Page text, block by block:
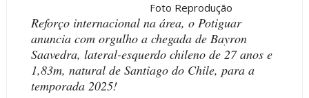
Foto Reprodução
Reforço internacional na área, o Potiguar
anuncia com orgulho a chegada de Bayron
Saavedra, lateral-esquerdo chileno de 27 anos e
1,83m, natural de Santiago do Chile, para a
temporada 2025!